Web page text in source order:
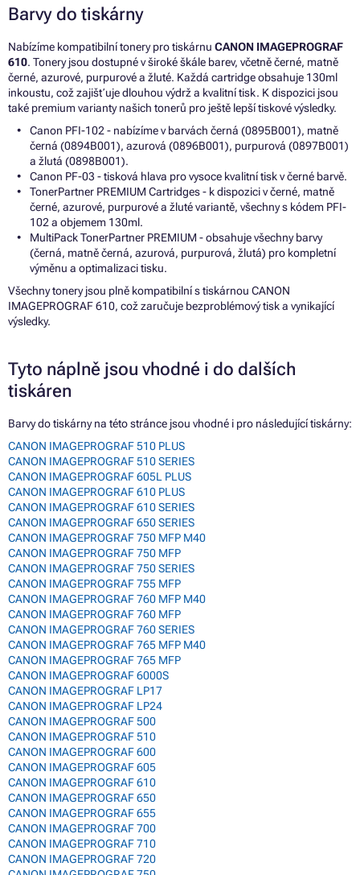
Barvy do tiskárny
Nabízíme kompatibilní tonery pro tiskárnu CANON IMAGEPROGRAF
610. Tonery jsou dostupné v široké škále barev, včetně černé, matně
černé, azurové, purpurové a žluté. Každá cartridge obsahuje 130ml
inkoustu, což zajišťuje dlouhou výdrž a kvalitní tisk. K dispozici jsou
také premium varianty našich tonerů pro ještě lepší tiskové výsledky.
Canon PFI-102 - nabízíme v barvách černá (0895B001), matně
černá (0894B001), azurová (0896B001), purpurová (0897B001)
a žlutá (0898B001).
Canon PF-03 - tisková hlava pro vysoce kvalitní tisk v černé barvě.
TonerPartner PREMIUM Cartridges - k dispozici v černé, matně
černé, azurové, purpurové a žluté variantě, všechny s kódem PFI-
102 a objemem 130ml.
MultiPack TonerPartner PREMIUM - obsahuje všechny barvy
(černá, matně černá, azurová, purpurová, žlutá) pro kompletní
výměnu a optimalizaci tisku.
Všechny tonery jsou plně kompatibilní s tiskárnou CANON
IMAGEPROGRAF 610, což zaručuje bezproblémový tisk a vynikající
výsledky.
Tyto náplně jsou vhodné i do dalších
tiskáren
Barvy do tiskárny na této stránce jsou vhodné i pro následující tiskárny:
CANON IMAGEPROGRAF 510 PLUS
CANON IMAGEPROGRAF 510 SERIES
CANON IMAGEPROGRAF 605L PLUS
CANON IMAGEPROGRAF 610 PLUS
CANON IMAGEPROGRAF 610 SERIES
CANON IMAGEPROGRAF 650 SERIES
CANON IMAGEPROGRAF 750 MFP M40
CANON IMAGEPROGRAF 750 MFP
CANON IMAGEPROGRAF 750 SERIES
CANON IMAGEPROGRAF 755 MFP
CANON IMAGEPROGRAF 760 MFP M40
CANON IMAGEPROGRAF 760 MFP
CANON IMAGEPROGRAF 760 SERIES
CANON IMAGEPROGRAF 765 MFP M40
CANON IMAGEPROGRAF 765 MFP
CANON IMAGEPROGRAF 6000S
CANON IMAGEPROGRAF LP17
CANON IMAGEPROGRAF LP24
CANON IMAGEPROGRAF 500
CANON IMAGEPROGRAF 510
CANON IMAGEPROGRAF 600
CANON IMAGEPROGRAF 605
CANON IMAGEPROGRAF 610
CANON IMAGEPROGRAF 650
CANON IMAGEPROGRAF 655
CANON IMAGEPROGRAF 700
CANON IMAGEPROGRAF 710
CANON IMAGEPROGRAF 720